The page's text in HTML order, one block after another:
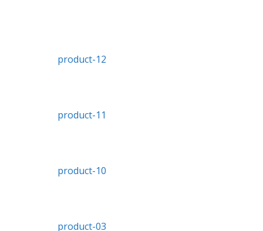
product-12
product-11
product-10
product-03